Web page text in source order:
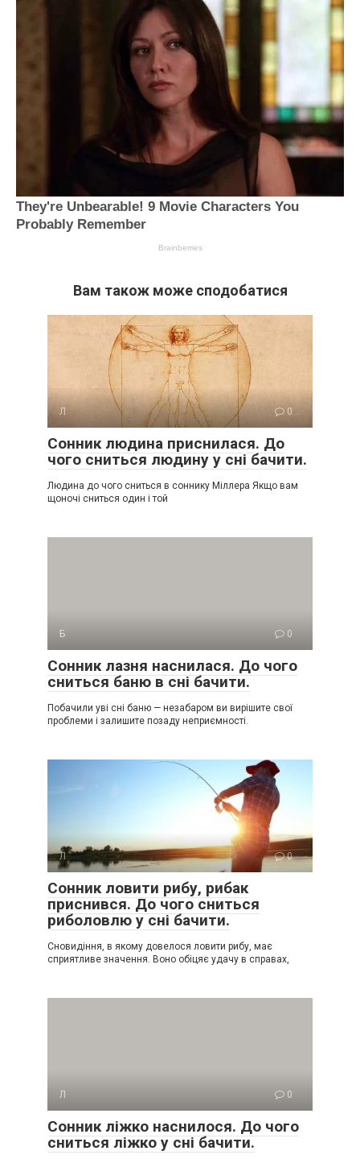
Вам також може сподобатися
Л 0
Сонник людина приснилася. До
чого сниться людину у сні бачити.
Людина до чого сниться в соннику Міллера Якщо вам
щоночі сниться один і той
Б 0
Сонник лазня наснилася. До чого
сниться баню в сні бачити.
Побачили уві сні баню — незабаром ви вирішите свої
проблеми і залишите позаду неприємності.
Л 0
Сонник ловити рибу, рибак
приснився. До чого сниться
риболовлю у сні бачити.
Сновидіння, в якому довелося ловити рибу, має
сприятливе значення. Воно обіцяє удачу в справах,
Л 0
Сонник ліжко наснилося. До чого
сниться ліжко у сні бачити.